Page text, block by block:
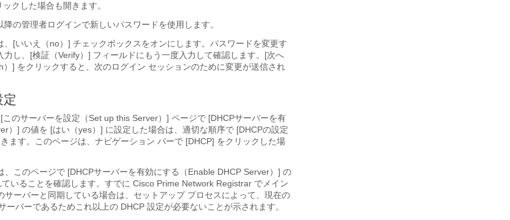
クした場合も開きます。
の管理者ログインで新しいパスワードを使用します。
[いいえ（no） ] チェックボックスをオンにします。パスワードを変更す
力し、[検証（Verify）] フィールドにもう一度入力して確認します。[次へ
] をクリックすると、次のログイン セッションのために変更が送信され
のサーバーを設定（Set up this Server）] ページで [DHCPサーバーを有
）] の値を [はい（yes） ] に設定した場合は、適切な順序で [DHCPの設定
ます。このページは、ナビゲーション バーで [DHCP] をクリックした場
、このページで [DHCPサーバーを有効にする（Enable DHCP Server）] の
いることを確認します。すでに Cisco Prime Network Registrar でメイン
サーバーと同期している場合は、セットアップ プロセスによって、現在の
ーバーであるためこれ以上の DHCP 設定が必要ないことが示されます。